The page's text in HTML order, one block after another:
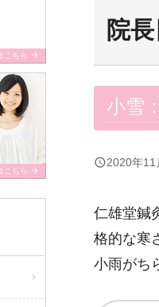
院
小雪
query_builder2020年11
仁雄堂鍼
格的な寒
小雨がち
こちら arrow_forward
こちら arrow_forward